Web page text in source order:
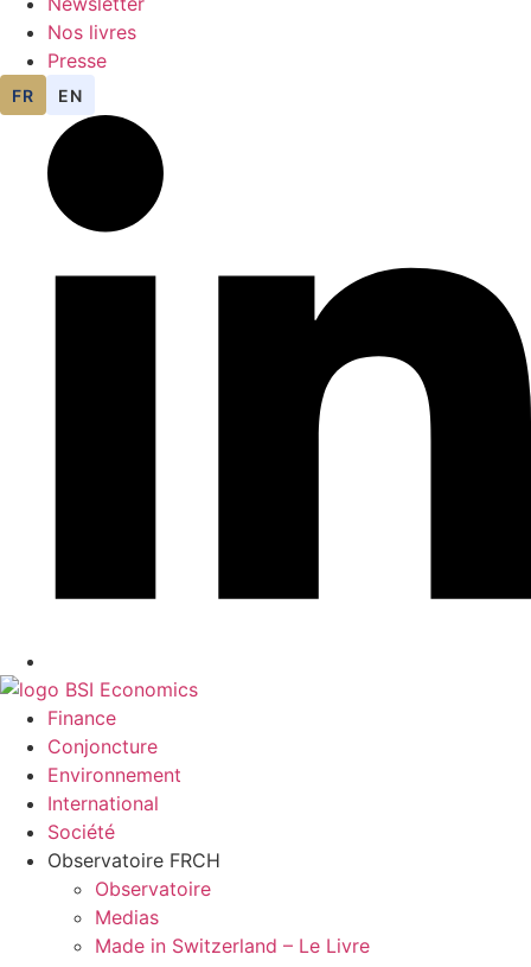
Nos livres
Presse
FR EN
Finance
Conjoncture
Environnement
International
Société
Observatoire FRCH
Observatoire
Medias
Made in Switzerland – Le Livre